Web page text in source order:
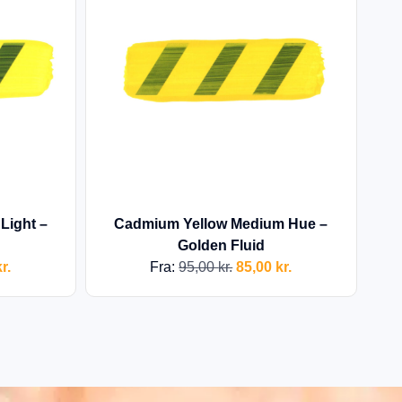
–
Cadmium Yellow Medium Hue –
Golden Fluid
Fra:95,00kr. 85,00 kr.